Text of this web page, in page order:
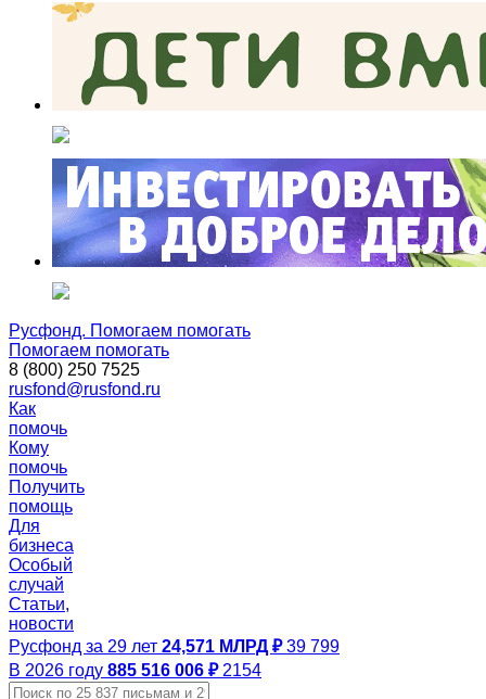
Русфонд. Помогаем помогать
Помогаем помогать
8 (800) 250 7525
rusfond@rusfond.ru
Как
помочь
Кому
помочь
Получить
помощь
Для
бизнеса
Особый
случай
Статьи,
новости
Русфонд за 29 лет 24,571 МЛРД ₽ 39 799
В 2026 году 885 516 006 ₽ 2154